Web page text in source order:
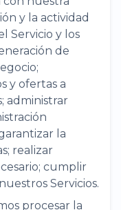
y la actividad
Servicio y los
de
y ofertas a
administrar
la
realizar
cumplir
Servicios.
procesar la